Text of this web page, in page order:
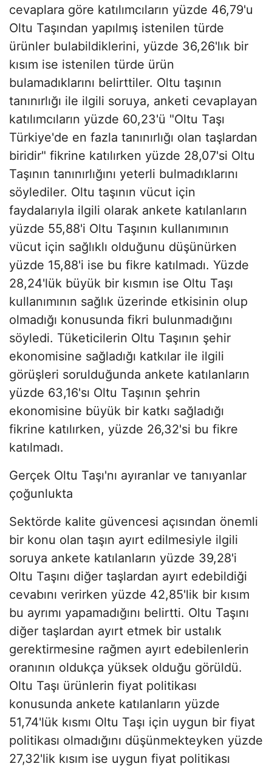
cevaplara göre katılımcıların yüzde 46,79'u
Oltu Taşından yapılmış istenilen türde
ürünler bulabildiklerini, yüzde 36,26'lık bir
kısım ise istenilen türde ürün
bulamadıklarını belirttiler. Oltu taşının
tanınırlığı ile ilgili soruya, anketi cevaplayan
katılımcıların yüzde 60,23'ü "Oltu Taşı
Türkiye'de en fazla tanınırlığı olan taşlardan
biridir" fikrine katılırken yüzde 28,07'si Oltu
Taşının tanınırlığını yeterli bulmadıklarını
söylediler. Oltu taşının vücut için
faydalarıyla ilgili olarak ankete katılanların
yüzde 55,88'i Oltu Taşının kullanımının
vücut için sağlıklı olduğunu düşünürken
yüzde 15,88'i ise bu fikre katılmadı. Yüzde
28,24'lük büyük bir kısmın ise Oltu Taşı
kullanımının sağlık üzerinde etkisinin olup
olmadığı konusunda fikri bulunmadığını
söyledi. Tüketicilerin Oltu Taşının şehir
ekonomisine sağladığı katkılar ile ilgili
görüşleri sorulduğunda ankete katılanların
yüzde 63,16'sı Oltu Taşının şehrin
ekonomisine büyük bir katkı sağladığı
fikrine katılırken, yüzde 26,32'si bu fikre
katılmadı.
Gerçek Oltu Taşı'nı ayıranlar ve tanıyanlar
çoğunlukta
Sektörde kalite güvencesi açısından önemli
bir konu olan taşın ayırt edilmesiyle ilgili
soruya ankete katılanların yüzde 39,28'i
Oltu Taşını diğer taşlardan ayırt edebildiği
cevabını verirken yüzde 42,85'lik bir kısım
bu ayrımı yapamadığını belirtti. Oltu Taşını
diğer taşlardan ayırt etmek bir ustalık
gerektirmesine rağmen ayırt edebilenlerin
oranının oldukça yüksek olduğu görüldü.
Oltu Taşı ürünlerin fiyat politikası
konusunda ankete katılanların yüzde
51,74'lük kısmı Oltu Taşı için uygun bir fiyat
politikası olmadığını düşünmekteyken yüzde
27,32'lik kısım ise uygun fiyat politikası